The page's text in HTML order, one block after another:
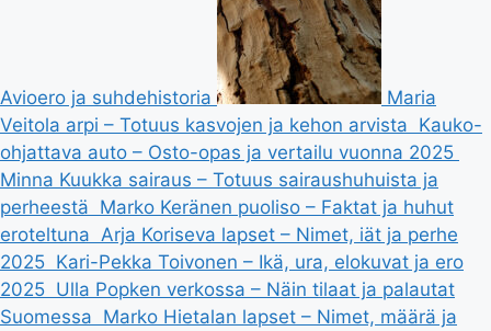
Avioero ja suhdehistoria
Maria
Veitola arpi – Totuus kasvojen ja kehon arvista Kauko-
ohjattava auto – Osto-opas ja vertailu vuonna 2025
Minna Kuukka sairaus – Totuus sairaushuhuista ja
perheestä Marko Keränen puoliso – Faktat ja huhut
eroteltuna Arja Koriseva lapset – Nimet, iät ja perhe
2025 Kari-Pekka Toivonen – Ikä, ura, elokuvat ja ero
2025 Ulla Popken verkossa – Näin tilaat ja palautat
Suomessa Marko Hietalan lapset – Nimet, määrä ja